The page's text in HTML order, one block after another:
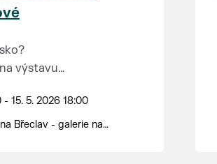
výstavu
se na naši
fantazií i
pondělí
a od 13 do 18
15. 5. 2026 18:00
Břeclav - galerie na